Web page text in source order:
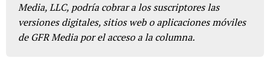
Media, LLC, podría cobrar a los suscriptores las
versiones digitales, sitios web o aplicaciones móviles
de GFR Media por el acceso a la columna.